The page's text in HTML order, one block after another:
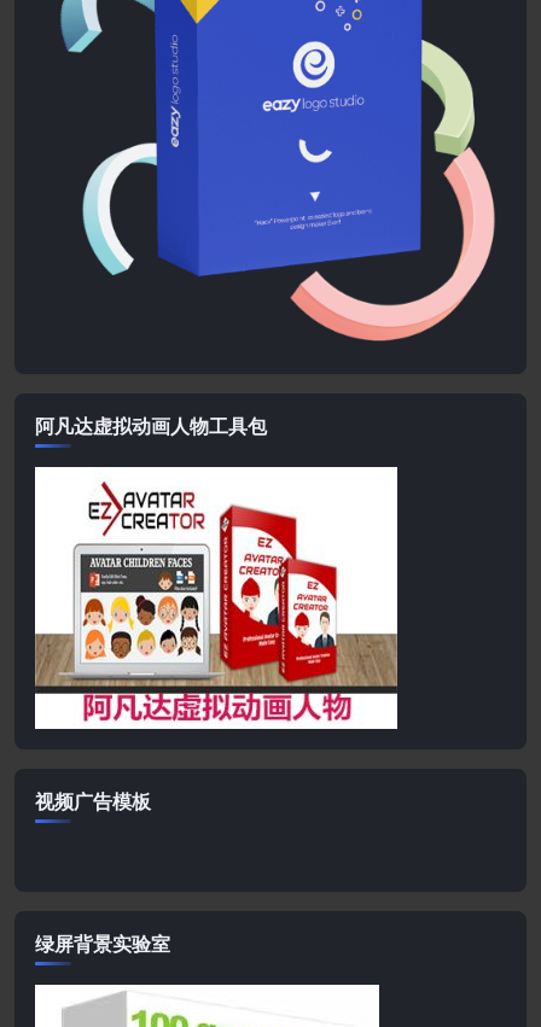
阿凡达虚拟动画人物工具包
视频广告模板
绿屏背景实验室